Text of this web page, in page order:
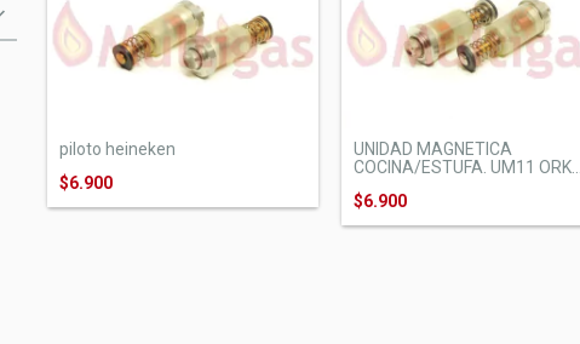
piloto heineken
$6.900
UNIDAD MAGNETICA
COCINA/ESTUFA. UM11 ORK...
$6.900